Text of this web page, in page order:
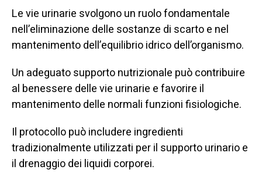
Le vie urinarie svolgono un ruolo fondamentale
nell’eliminazione delle sostanze di scarto e nel
mantenimento dell’equilibrio idrico dell’organismo.
Un adeguato supporto nutrizionale può contribuire
al benessere delle vie urinarie e favorire il
mantenimento delle normali funzioni fisiologiche.
Il protocollo può includere ingredienti
tradizionalmente utilizzati per il supporto urinario e
il drenaggio dei liquidi corporei.